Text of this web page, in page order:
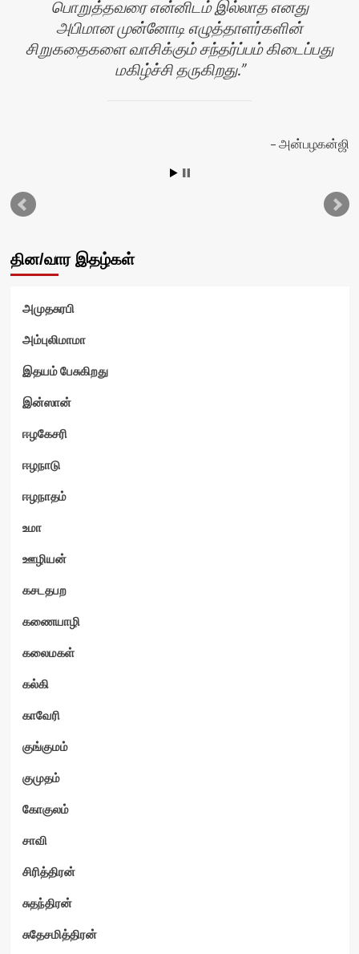
பொறுத்தவரை என்னிடம் இல்லாத எனது
அபிமான முன்னோடி எழுத்தாளர்களின்
சிறுகதைகளை வாசிக்கும் சந்தர்ப்பம் கிடைப்பது
மகிழ்ச்சி தருகிறது.
அன்பழகன்ஜி
தின/வார இதழ்கள்
அமுதசுரபி
அம்புலிமாமா
இதயம் பேசுகிறது
இன்ஸான்
ஈழகேசரி
ஈழநாடு
ஈழநாதம்
உமா
ஊழியன்
கசடதபற
கணையாழி
கலைமகள்
கல்கி
காவேரி
குங்குமம்
குமுதம்
கோகுலம்
சாவி
சிரித்திரன்
சுதந்திரன்
சுதேசமித்திரன்